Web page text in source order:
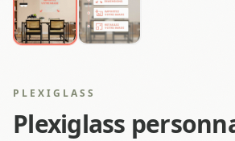
PLEXIGLASS
Plexiglass